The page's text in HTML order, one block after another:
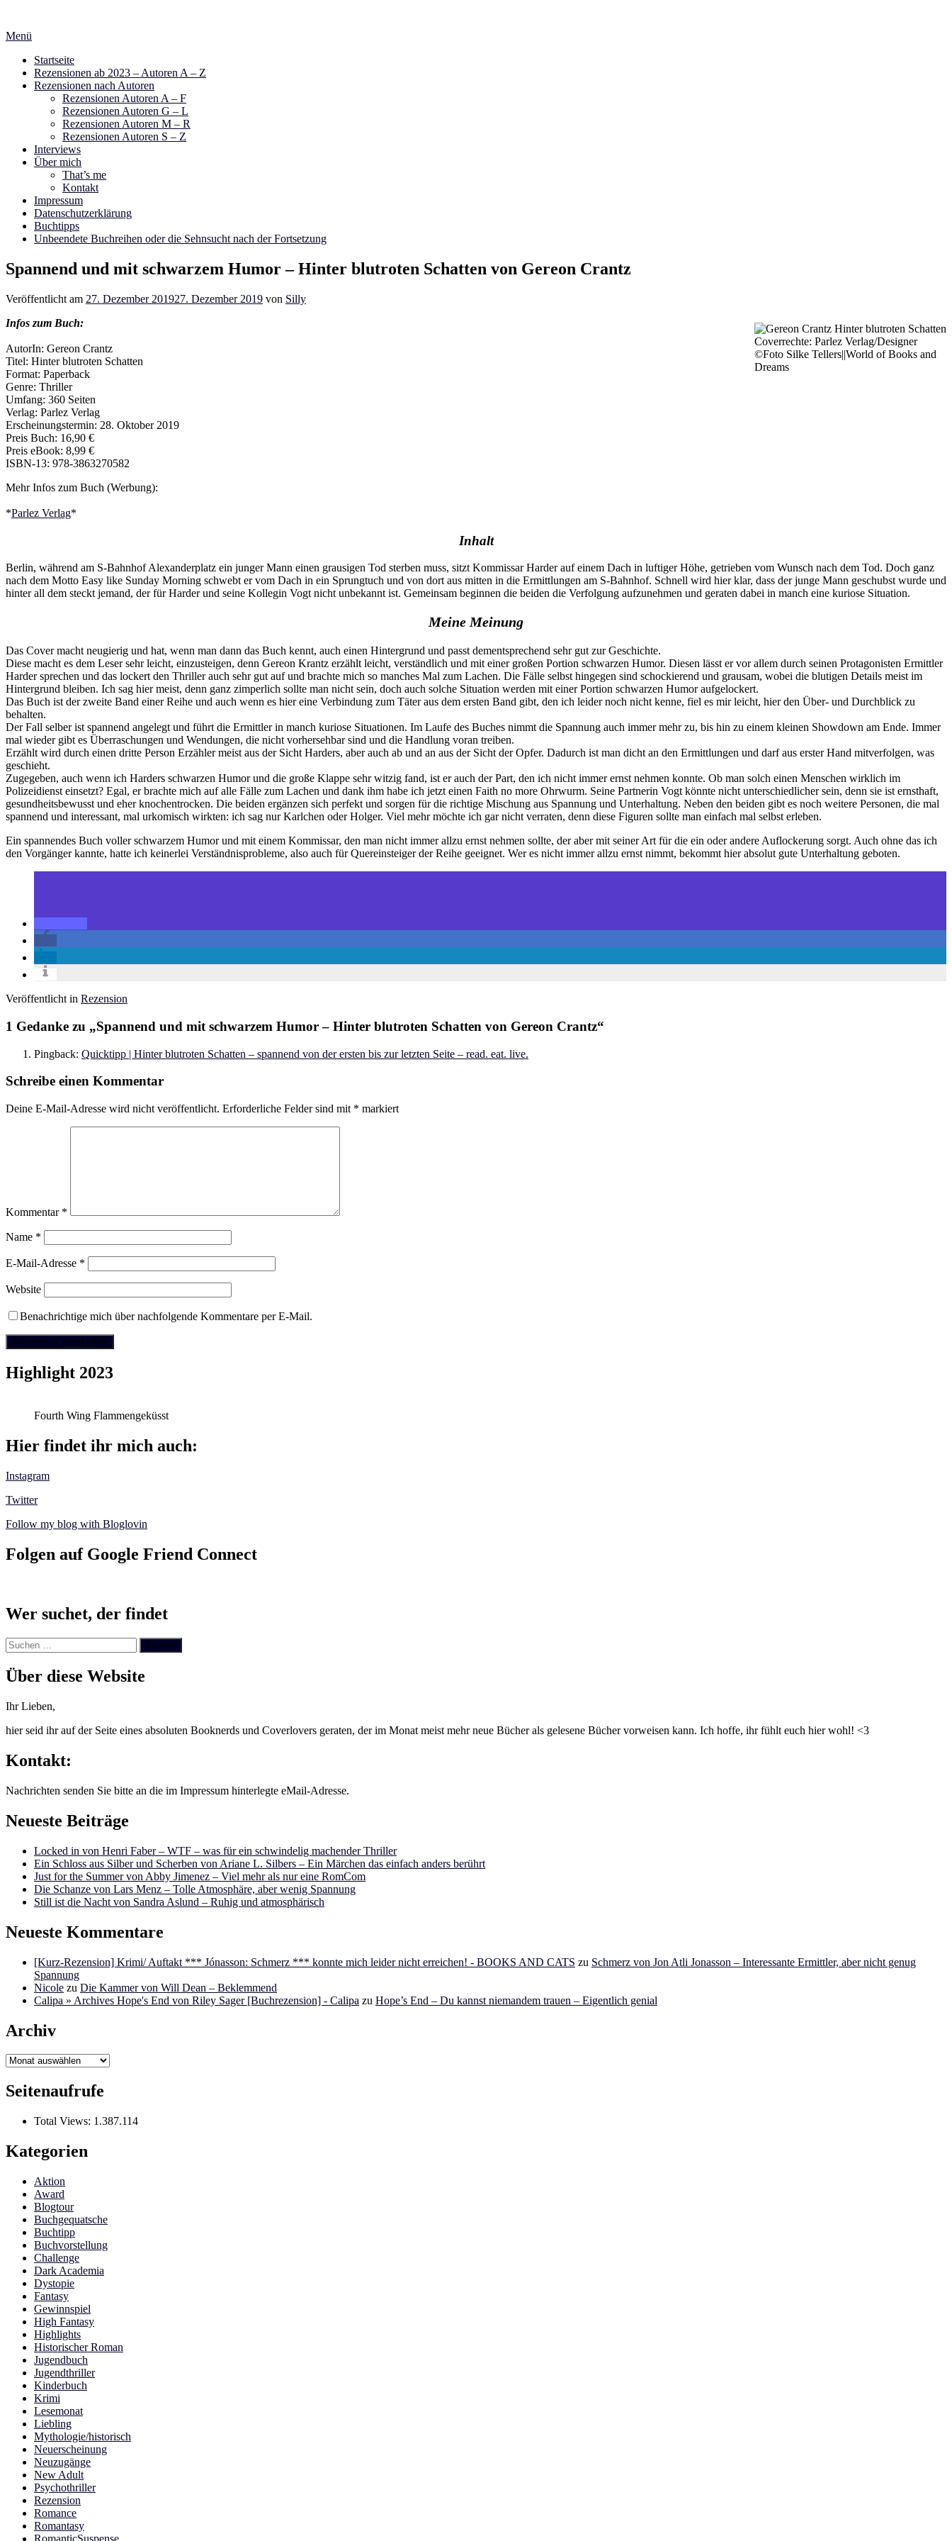
springen
Menü
Startseite
Rezensionen ab 2023 – Autoren A – Z
Rezensionen nach Autoren
Rezensionen Autoren A – F
Rezensionen Autoren G – L
Rezensionen Autoren M – R
Rezensionen Autoren S – Z
Interviews
Über mich
That’s me
Kontakt
Impressum
Datenschutzerklärung
Buchtipps
Unbeendete Buchreihen oder die Sehnsucht nach der Fortsetzung
Spannend und mit schwarzem Humor – Hinter blutroten Schatten von Gereon Crantz
Veröffentlicht am 27. Dezember 201927. Dezember 2019 von Silly
Coverrechte: Parlez Verlag/Designer
©Foto Silke Tellers||World of Books and
Dreams
Infos zum Buch:
AutorIn: Gereon Crantz
Titel: Hinter blutroten Schatten
Format: Paperback
Genre: Thriller
Umfang: 360 Seiten
Verlag: Parlez Verlag
Erscheinungstermin: 28. Oktober 2019
Preis Buch: 16,90 €
Preis eBook: 8,99 €
ISBN-13: 978-3863270582
Mehr Infos zum Buch (Werbung):
*Parlez Verlag*
Inhalt
Berlin, während am S-Bahnhof Alexanderplatz ein junger Mann einen grausigen Tod sterben muss, sitzt Kommissar Harder auf einem Dach in luftiger Höhe, getrieben vom Wunsch nach dem Tod. Doch ganz
nach dem Motto Easy like Sunday Morning schwebt er vom Dach in ein Sprungtuch und von dort aus mitten in die Ermittlungen am S-Bahnhof. Schnell wird hier klar, dass der junge Mann geschubst wurde und
hinter all dem steckt jemand, der für Harder und seine Kollegin Vogt nicht unbekannt ist. Gemeinsam beginnen die beiden die Verfolgung aufzunehmen und geraten dabei in manch eine kuriose Situation.
Meine Meinung
Das Cover macht neugierig und hat, wenn man dann das Buch kennt, auch einen Hintergrund und passt dementsprechend sehr gut zur Geschichte.
Diese macht es dem Leser sehr leicht, einzusteigen, denn Gereon Krantz erzählt leicht, verständlich und mit einer großen Portion schwarzen Humor. Diesen lässt er vor allem durch seinen Protagonisten Ermittler
Harder sprechen und das lockert den Thriller auch sehr gut auf und brachte mich so manches Mal zum Lachen. Die Fälle selbst hingegen sind schockierend und grausam, wobei die blutigen Details meist im
Hintergrund bleiben. Ich sag hier meist, denn ganz zimperlich sollte man nicht sein, doch auch solche Situation werden mit einer Portion schwarzen Humor aufgelockert.
Das Buch ist der zweite Band einer Reihe und auch wenn es hier eine Verbindung zum Täter aus dem ersten Band gibt, den ich leider noch nicht kenne, fiel es mir leicht, hier den Über- und Durchblick zu
behalten.
Der Fall selber ist spannend angelegt und führt die Ermittler in manch kuriose Situationen. Im Laufe des Buches nimmt die Spannung auch immer mehr zu, bis hin zu einem kleinen Showdown am Ende. Immer
mal wieder gibt es Überraschungen und Wendungen, die nicht vorhersehbar sind und die Handlung voran treiben.
Erzählt wird durch einen dritte Person Erzähler meist aus der Sicht Harders, aber auch ab und an aus der Sicht der Opfer. Dadurch ist man dicht an den Ermittlungen und darf aus erster Hand mitverfolgen, was
geschieht.
Zugegeben, auch wenn ich Harders schwarzen Humor und die große Klappe sehr witzig fand, ist er auch der Part, den ich nicht immer ernst nehmen konnte. Ob man solch einen Menschen wirklich im
Polizeidienst einsetzt? Egal, er brachte mich auf alle Fälle zum Lachen und dank ihm habe ich jetzt einen Faith no more Ohrwurm. Seine Partnerin Vogt könnte nicht unterschiedlicher sein, denn sie ist ernsthaft,
gesundheitsbewusst und eher knochentrocken. Die beiden ergänzen sich perfekt und sorgen für die richtige Mischung aus Spannung und Unterhaltung. Neben den beiden gibt es noch weitere Personen, die mal
spannend und interessant, mal urkomisch wirkten: ich sag nur Karlchen oder Holger. Viel mehr möchte ich gar nicht verraten, denn diese Figuren sollte man einfach mal selbst erleben.
Ein spannendes Buch voller schwarzem Humor und mit einem Kommissar, den man nicht immer allzu ernst nehmen sollte, der aber mit seiner Art für die ein oder andere Auflockerung sorgt. Auch ohne das ich
den Vorgänger kannte, hatte ich keinerlei Verständnisprobleme, also auch für Quereinsteiger der Reihe geeignet. Wer es nicht immer allzu ernst nimmt, bekommt hier absolut gute Unterhaltung geboten.
Veröffentlicht in Rezension
1 Gedanke zu „Spannend und mit schwarzem Humor – Hinter blutroten Schatten von Gereon Crantz“
Pingback: Quicktipp | Hinter blutroten Schatten – spannend von der ersten bis zur letzten Seite – read. eat. live.
Schreibe einen Kommentar
Deine E-Mail-Adresse wird nicht veröffentlicht. Erforderliche Felder sind mit * markiert
Kommentar *
Name *
E-Mail-Adresse *
Website
Benachrichtige mich über nachfolgende Kommentare per E-Mail.
Highlight 2023
Fourth Wing Flammengeküsst
Hier findet ihr mich auch:
Instagram
Twitter
Follow my blog with Bloglovin
Folgen auf Google Friend Connect
Wer suchet, der findet
Suchen
nach:
Über diese Website
Ihr Lieben,
hier seid ihr auf der Seite eines absoluten Booknerds und Coverlovers geraten, der im Monat meist mehr neue Bücher als gelesene Bücher vorweisen kann. Ich hoffe, ihr fühlt euch hier wohl! <3
Kontakt:
Nachrichten senden Sie bitte an die im Impressum hinterlegte eMail-Adresse.
Neueste Beiträge
Locked in von Henri Faber – WTF – was für ein schwindelig machender Thriller
Ein Schloss aus Silber und Scherben von Ariane L. Silbers – Ein Märchen das einfach anders berührt
Just for the Summer von Abby Jimenez – Viel mehr als nur eine RomCom
Die Schanze von Lars Menz – Tolle Atmosphäre, aber wenig Spannung
Still ist die Nacht von Sandra Aslund – Ruhig und atmosphärisch
Neueste Kommentare
[Kurz-Rezension] Krimi/ Auftakt *** Jónasson: Schmerz *** konnte mich leider nicht erreichen! - BOOKS AND CATS zu Schmerz von Jon Atli Jonasson – Interessante Ermittler, aber nicht genug
Spannung
Nicole zu Die Kammer von Will Dean – Beklemmend
Calipa » Archives Hope's End von Riley Sager [Buchrezension] - Calipa zu Hope’s End – Du kannst niemandem trauen – Eigentlich genial
Archiv
Archiv
Seitenaufrufe
Total Views: 1.387.114
Kategorien
Aktion
Award
Blogtour
Buchgequatsche
Buchtipp
Buchvorstellung
Challenge
Dark Academia
Dystopie
Fantasy
Gewinnspiel
High Fantasy
Highlights
Historischer Roman
Jugendbuch
Jugendthriller
Kinderbuch
Krimi
Lesemonat
Liebling
Mythologie/historisch
Neuerscheinung
Neuzugänge
New Adult
Psychothriller
Rezension
Romance
Romantasy
RomanticSuspense